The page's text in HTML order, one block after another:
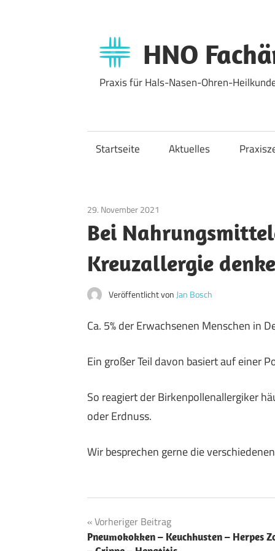
springen
HNO
Praxis für Hals-Nasen-Ohren-
Startseite Aktuelles
29. November 2021
Bei
Kreuzallergie
Veröffentlicht von Jan Bosch
Ca. 5% der Erwachsenen Menschen in
Ein großer Teil davon basiert auf einer
So reagiert der Birkenpollenallergiker
oder Erdnuss.
Wir besprechen gerne die
Allergietest
Beitragsnavigation
Vorheriger Beitrag
Pneumokokken – Keuchhusten – Herpes